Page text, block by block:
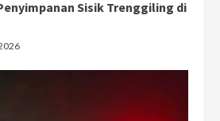
Sisik Trenggiling di